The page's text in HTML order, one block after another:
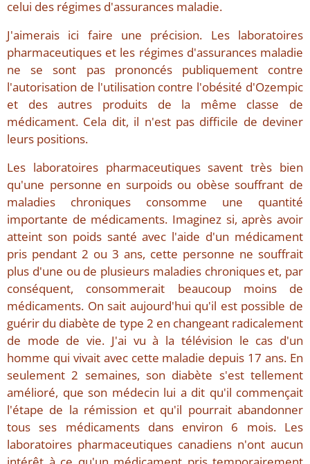
celui des régimes d'assurances maladie.
J'aimerais ici faire une précision. Les laboratoires
pharmaceutiques et les régimes d'assurances maladie
ne se sont pas prononcés publiquement contre
l'autorisation de l'utilisation contre l'obésité d'Ozempic
et des autres produits de la même classe de
médicament. Cela dit, il n'est pas difficile de deviner
leurs positions.
Les laboratoires pharmaceutiques savent très bien
qu'une personne en surpoids ou obèse souffrant de
maladies chroniques consomme une quantité
importante de médicaments. Imaginez si, après avoir
atteint son poids santé avec l'aide d'un médicament
pris pendant 2 ou 3 ans, cette personne ne souffrait
plus d'une ou de plusieurs maladies chroniques et, par
conséquent, consommerait beaucoup moins de
médicaments. On sait aujourd'hui qu'il est possible de
guérir du diabète de type 2 en changeant radicalement
de mode de vie. J'ai vu à la télévision le cas d'un
homme qui vivait avec cette maladie depuis 17 ans. En
seulement 2 semaines, son diabète s'est tellement
amélioré, que son médecin lui a dit qu'il commençait
l'étape de la rémission et qu'il pourrait abandonner
tous ses médicaments dans environ 6 mois. Les
laboratoires pharmaceutiques canadiens n'ont aucun